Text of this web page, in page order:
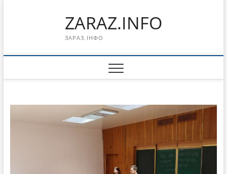
ZARAZ.INFO
ЗАРАЗ.ІНФО